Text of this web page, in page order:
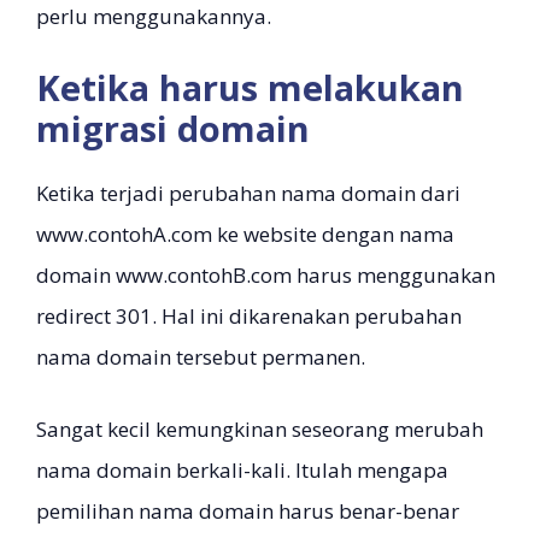
perlu menggunakannya.
Ketika harus melakukan
migrasi domain
Ketika terjadi perubahan nama domain dari
www.contohA.com ke website dengan nama
domain www.contohB.com harus menggunakan
redirect 301. Hal ini dikarenakan perubahan
nama domain tersebut permanen.
Sangat kecil kemungkinan seseorang merubah
nama domain berkali-kali. Itulah mengapa
pemilihan nama domain harus benar-benar